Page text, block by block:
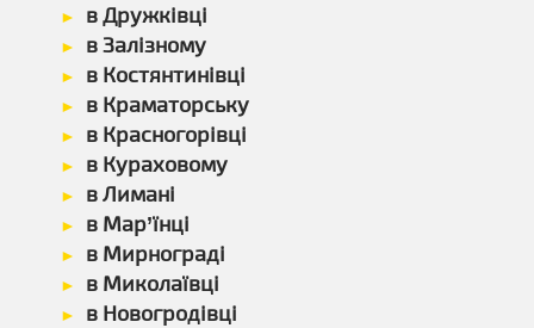
в Дружківці
в Залізному
в Костянтинівці
в Краматорську
в Красногорівці
в Кураховому
в Лимані
в Мар’їнці
в Мирнограді
в Миколаївці
в Новогродівці